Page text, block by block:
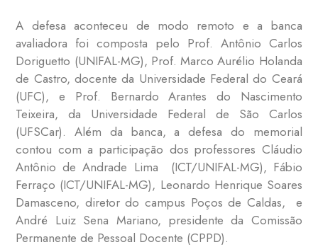
A defesa aconteceu de modo remoto e a banca
avaliadora foi composta pelo Prof. Antônio Carlos
Doriguetto (UNIFAL-MG), Prof. Marco Aurélio Holanda
de Castro, docente da Universidade Federal do Ceará
(UFC), e Prof. Bernardo Arantes do Nascimento
Teixeira, da Universidade Federal de São Carlos
(UFSCar). Além da banca, a defesa do memorial
contou com a participação dos professores Cláudio
Antônio de Andrade Lima (ICT/UNIFAL-MG), Fábio
Ferraço (ICT/UNIFAL-MG), Leonardo Henrique Soares
Damasceno, diretor do campus Poços de Caldas, e
André Luiz Sena Mariano, presidente da Comissão
Permanente de Pessoal Docente (CPPD).